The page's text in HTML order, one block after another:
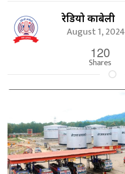
रेडियो काबेली
August 1, 2024
120
Shares